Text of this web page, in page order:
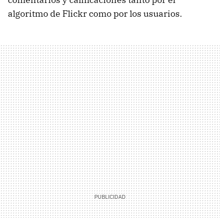
algoritmo de Flickr como por los usuarios.